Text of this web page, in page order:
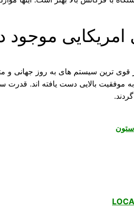
امریکایی موجود
ترین سیستم های به روز جهانی و
به موفقیت بالایی دست یافته اند.